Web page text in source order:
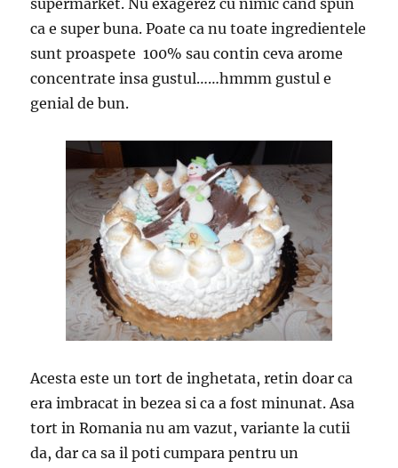
supermarket. Nu exagerez cu nimic cand spun
ca e super buna. Poate ca nu toate ingredientele
sunt proaspete 100% sau contin ceva arome
concentrate insa gustul……hmmm gustul e
genial de bun.
Acesta este un tort de inghetata, retin doar ca
era imbracat in bezea si ca a fost minunat. Asa
tort in Romania nu am vazut, variante la cutii
da, dar ca sa il poti cumpara pentru un